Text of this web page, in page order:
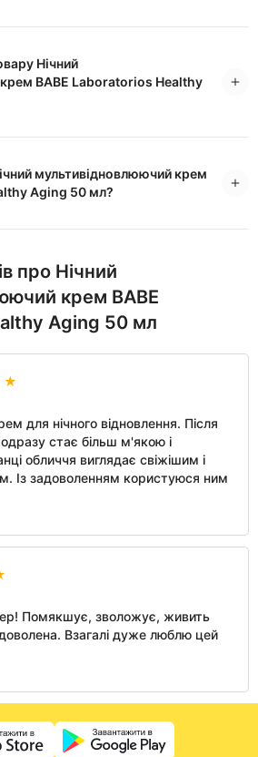
Нічний
BABE Laboratorios Healthy
мультивідновлюючий крем
Aging 50 мл?
про Нічний
крем BABE
Aging 50 мл
для нічного відновлення. Після
стає більш м'якою і
обличчя виглядає свіжішим і
Із задоволенням користуюся ним
Помякшує, зволожує, живить
Взагалі дуже люблю цей